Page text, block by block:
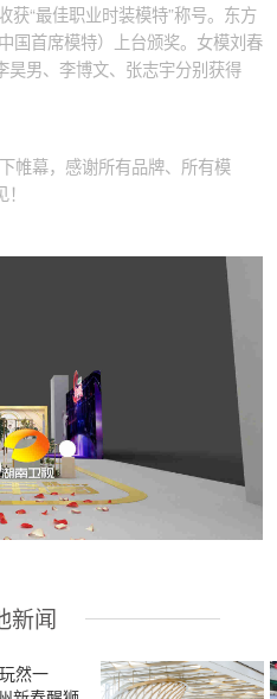
“最佳职业时装模特”称号。东方
国首席模特）上台颁奖。女模刘春
昊男、李博文、张志宇分别获得
帷幕，感谢所有品牌、所有模
新闻